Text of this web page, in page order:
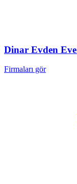
Dinar Evden
Firmaları gör